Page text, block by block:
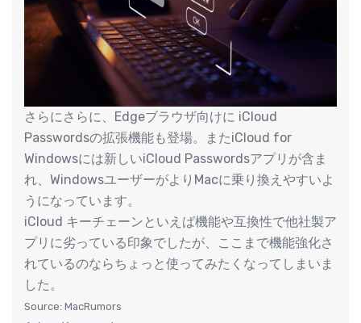
さらにさらに、Edgeブラウザ向けに ‌iCloud‌
Passwordsの拡張機能も登場。またiCloud for
Windowsには新しいiCloud Passwordsアプリが含ま
れ、WindowsユーザーがよりMacに乗り換えやすいよ
うになっています。
iCloud キーチェーンといえば機能や互換性で他社製ア
プリに劣っている印象でしたが、ここまで機能強化さ
れているのならちょっと使ってみたくなってしまいま
した。
Source: MacRumors